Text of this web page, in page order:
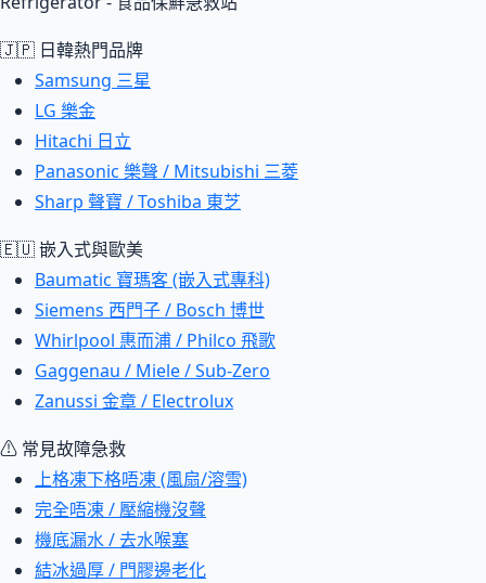
🇯🇵 日韓熱門品牌
Samsung 三星
LG 樂金
Hitachi 日立
Panasonic 樂聲 / Mitsubishi 三菱
Sharp 聲寶 / Toshiba 東芝
🇪🇺 嵌入式與歐美
Baumatic 寶瑪客 (嵌入式專科)
Siemens 西門子 / Bosch 博世
Whirlpool 惠而浦 / Philco 飛歌
Gaggenau / Miele / Sub-Zero
Zanussi 金章 / Electrolux
⚠ 常見故障急救
上格凍下格唔凍 (風扇/溶雪)
完全唔凍 / 壓縮機沒聲
機底漏水 / 去水喉塞
結冰過厚 / 門膠邊老化